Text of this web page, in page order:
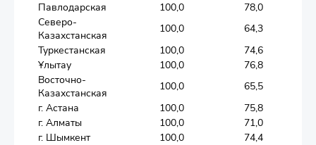
Павлодарская
100,0 78,0
Северо-
Казахстанская
100,0 64,3
Туркестанская
100,0 74,6
Ұлытау
100,0 76,8
Восточно-
Казахстанская
100,0 65,5
г. Астана
100,0 75,8
г. Алматы
100,0 71,0
г. Шымкент
100,0 74,4